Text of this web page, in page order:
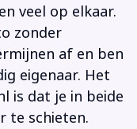
veel op elkaar.
zonder
af en ben
eigenaar. Het
is dat je in beide
te schieten.